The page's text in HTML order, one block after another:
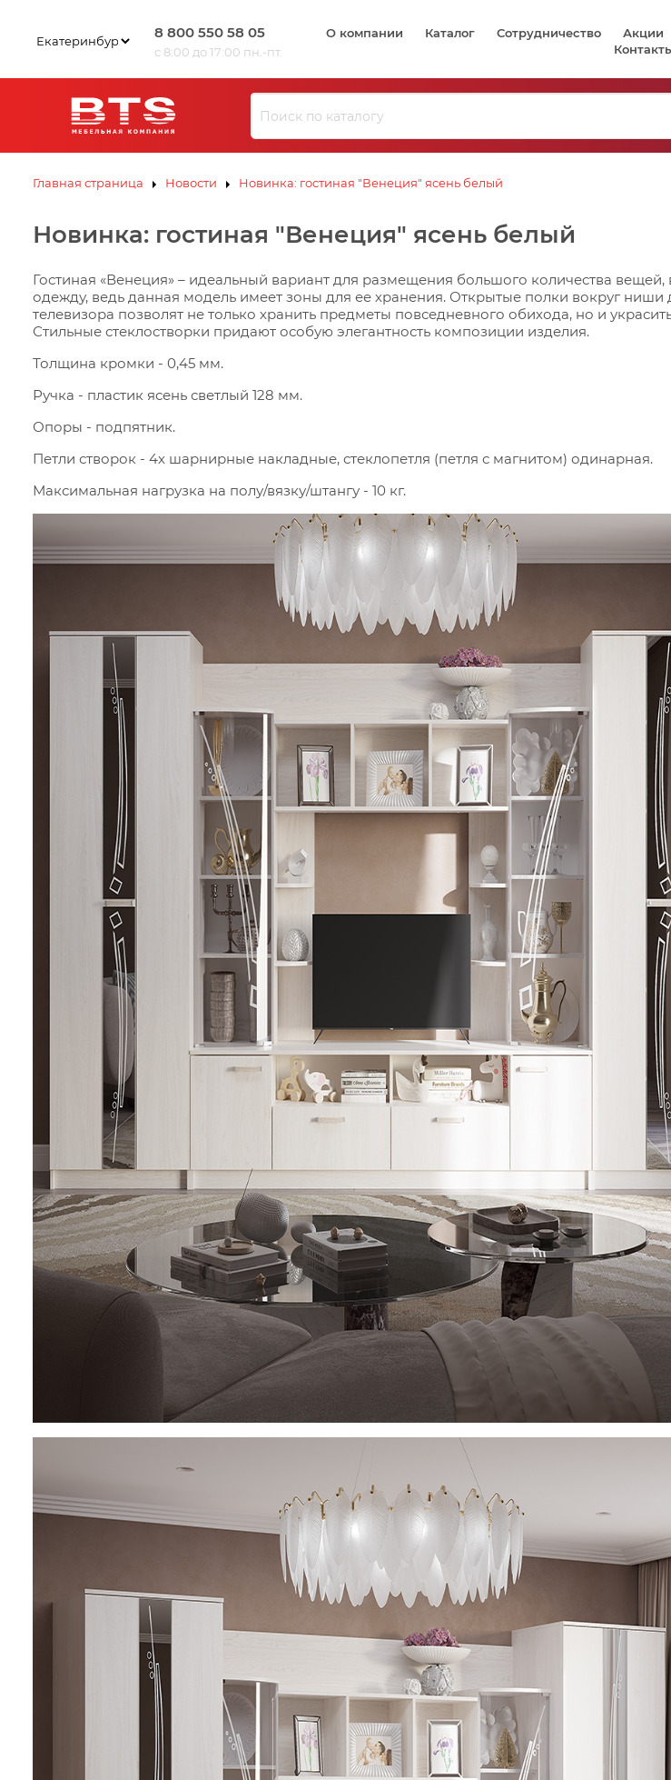
К
КС
СК
КЛ
ЛЮ
ЮЗИВ
ЗИВ
Э
К
С ЛЮЗИВ
И
З
Ю
8 800 550 58 05
с 8:00 до 17:00 пн.-пт.
О компании Каталог Сотрудничество Акции
Главная страница Новости Новинка: гостиная "Венеция" ясень белый
Новинка: гостиная "Венеция" ясень белый
Гостиная «Венеция» – идеальный вариант для размещения большого количества вещей,
одежду, ведь данная модель имеет зоны для ее хранения. Открытые полки вокруг ниши
телевизора позволят не только хранить предметы повседневного обихода, но и
Стильные стеклостворки придают особую элегантность композиции изделия.
Толщина кромки - 0,45 мм.
Ручка - пластик ясень светлый 128 мм.
Опоры - подпятник.
Петли створок - 4х шарнирные накладные, стеклопетля (петля с магнитом) одинарная.
Максимальная нагрузка на полу/вязку/штангу - 10 кг.